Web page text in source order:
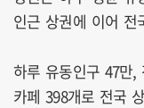
인근 상권에 이어 전
하루 유동인구 47만,
카페 398개로 전국